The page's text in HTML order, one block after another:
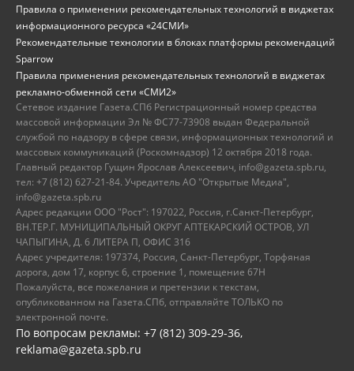
Правила о применении рекомендательных технологий в виджетах
информационного ресурса «24СМИ»
Рекомендательные технологии в блоках платформы рекомендаций
Sparrow
Правила применения рекомендательных технологий в виджетах
рекламно-обменной сети «СМИ2»
Сетевое издание Газета.СПб Регистрационный номер средства
массовой информации Эл № ФС77-73908 выдан Федеральной
службой по надзору в сфере связи, информационных технологий и
массовых коммуникаций (Роскомнадзор) 12 октября 2018 года.
Главный редактор Гущин Ярослав Алексеевич, info@gazeta.spb.ru,
тел: +7 (812) 627-21-84. Учредитель АО "Открытые Медиа",
info@gazeta.spb.ru
Адрес редакции ООО "Рост": 197022, Россия, г.Санкт-Петербург,
ВН.ТЕР.Г. МУНИЦИПАЛЬНЫЙ ОКРУГ АПТЕКАРСКИЙ ОСТРОВ, УЛ
ЧАПЫГИНА, Д. 6 ЛИТЕРА П, ОФИС 316
Адрес учредителя: 197374, Россия, Санкт-Петербург, Торфяная
дорога, дом 17, корпус 6, строение 1, помещение 67Н
Пожалуйста, все пожелания и претензии к текстам,
опубликованном на Газета.СПб, отправляйте ТОЛЬКО по
электронной почте.
По вопросам рекламы: +7 (812) 309-29-36,
reklama@gazeta.spb.ru